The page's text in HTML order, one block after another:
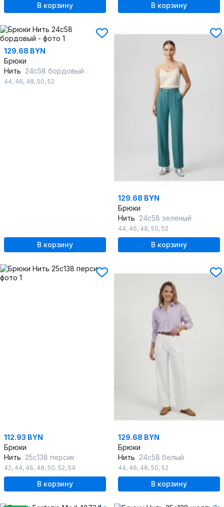
В корзину В корзину
129.68 BYN
Брюки
Нить 24с58 бордовый
44, 46, 48, 50, 52
В корзину
129.68 BYN
Брюки
Нить 24с58 зеленый
44, 46, 48, 50, 52
В корзину
112.93 BYN
Брюки
Нить 25с138 персик
42, 44, 46, 48, 50, 52, 54
В корзину
129.68 BYN
Брюки
Нить 24с58 белый
44, 46, 48, 50, 52
В корзину